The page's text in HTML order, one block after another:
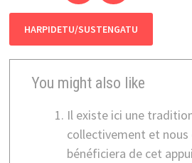
HARPIDETU/SUSTENGATU
You might also like
Il existe ici une
collectivement et nous
bénéficiera de cet appui